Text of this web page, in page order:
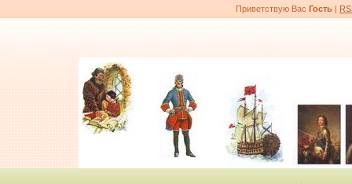
Приветствую Вас Гость |